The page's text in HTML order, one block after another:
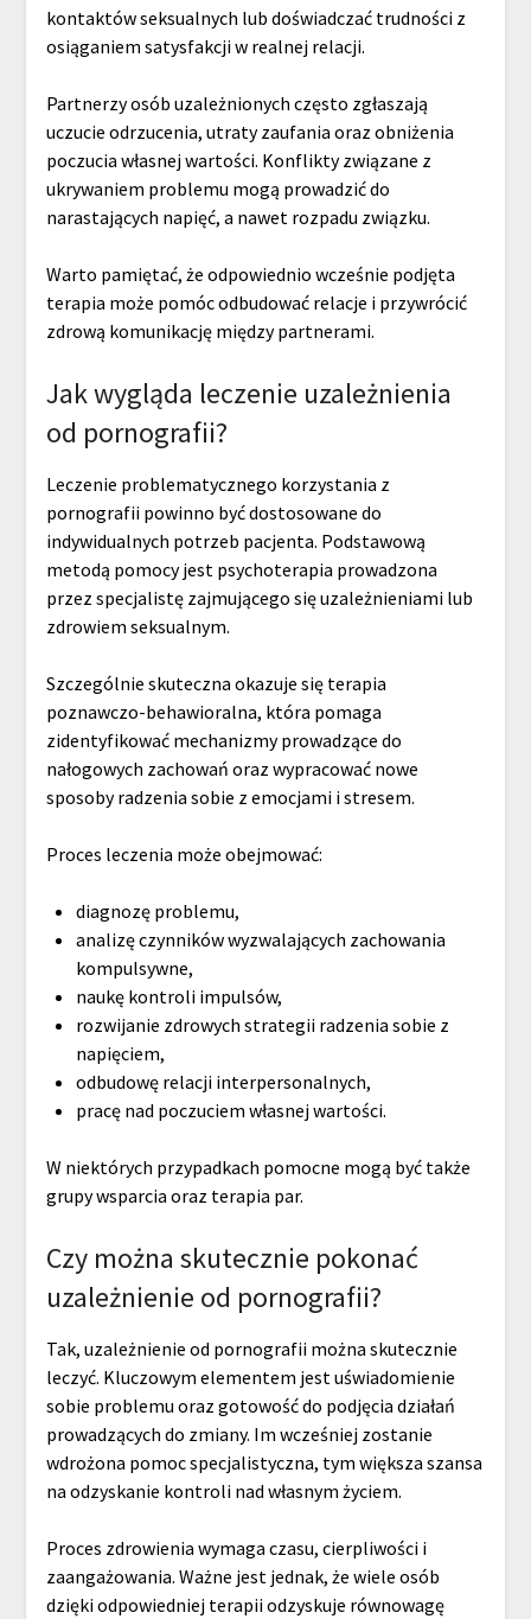
kontaktów seksualnych lub doświadczać trudności z
osiąganiem satysfakcji w realnej relacji.
Partnerzy osób uzależnionych często zgłaszają
uczucie odrzucenia, utraty zaufania oraz obniżenia
poczucia własnej wartości. Konflikty związane z
ukrywaniem problemu mogą prowadzić do
narastających napięć, a nawet rozpadu związku.
Warto pamiętać, że odpowiednio wcześnie podjęta
terapia może pomóc odbudować relacje i przywrócić
zdrową komunikację między partnerami.
Jak wygląda leczenie uzależnienia
od pornografii?
Leczenie problematycznego korzystania z
pornografii powinno być dostosowane do
indywidualnych potrzeb pacjenta. Podstawową
metodą pomocy jest psychoterapia prowadzona
przez specjalistę zajmującego się uzależnieniami lub
zdrowiem seksualnym.
Szczególnie skuteczna okazuje się terapia
poznawczo-behawioralna, która pomaga
zidentyfikować mechanizmy prowadzące do
nałogowych zachowań oraz wypracować nowe
sposoby radzenia sobie z emocjami i stresem.
Proces leczenia może obejmować:
diagnozę problemu,
analizę czynników wyzwalających zachowania
kompulsywne,
naukę kontroli impulsów,
rozwijanie zdrowych strategii radzenia sobie z
napięciem,
odbudowę relacji interpersonalnych,
pracę nad poczuciem własnej wartości.
W niektórych przypadkach pomocne mogą być także
grupy wsparcia oraz terapia par.
Czy można skutecznie pokonać
uzależnienie od pornografii?
Tak, uzależnienie od pornografii można skutecznie
leczyć. Kluczowym elementem jest uświadomienie
sobie problemu oraz gotowość do podjęcia działań
prowadzących do zmiany. Im wcześniej zostanie
wdrożona pomoc specjalistyczna, tym większa szansa
na odzyskanie kontroli nad własnym życiem.
Proces zdrowienia wymaga czasu, cierpliwości i
zaangażowania. Ważne jest jednak, że wiele osób
dzięki odpowiedniej terapii odzyskuje równowagę